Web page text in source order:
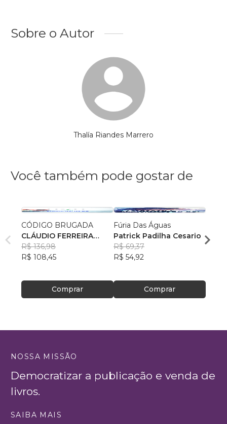
Sobre o Autor
Thalía Riandes Marrero
Você também pode gostar de
CÓDIGO BRUGADA
CLÁUDIO FERREIRA
CAMPOS VIEIRA
R$ 136,98
R$ 108,45
Comprar
Fúria Das Águas
Patrick Padilha Cesario
R$ 69,37
R$ 54,92
Comprar
NOSSA MISSÃO
Democratizar a publicação e venda de
livros.
SAIBA MAIS